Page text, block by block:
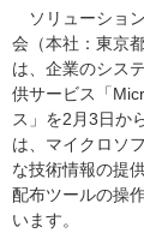
ソリューショ
会（本社：東京
は、企業のシス
供サービス「
ス」を2月3日か
は、マイクロソ
な技術情報の提
配布ツールの操
います。